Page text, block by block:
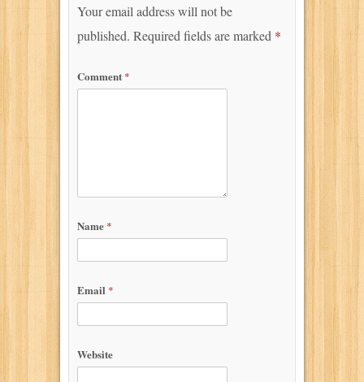
Your email address will not be
published. Required fields are marked *
Comment *
Name *
Email *
Website